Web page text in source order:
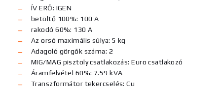
ÍV ERŐ: IGEN
betöltő 100%: 100 A
rakodó 60%: 130 A
Az orsó maximális súlya: 5 kg
Adagoló görgők száma: 2
MIG/MAG pisztoly csatlakozás: Euro csatlakozó
Áramfelvétel 60%: 7.59 kVA
Transzformátor tekercselés: Cu